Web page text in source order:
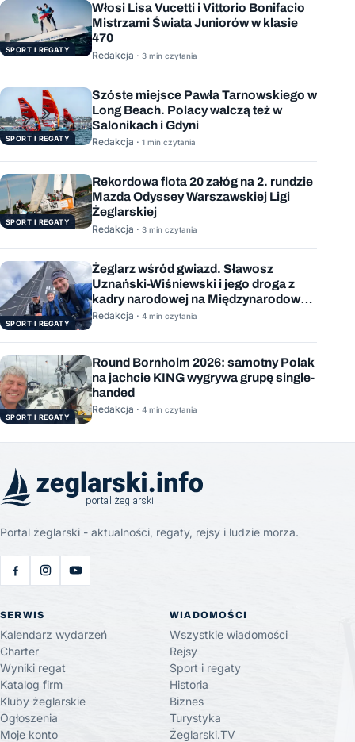
SPORT I REGATY
Włosi Lisa Vucetti i Vittorio Bonifacio
Mistrzami Świata Juniorów w klasie
470
Redakcja · 3 min czytania
SPORT I REGATY
Szóste miejsce Pawła Tarnowskiego w
Long Beach. Polacy walczą też w
Salonikach i Gdyni
Redakcja · 1 min czytania
SPORT I REGATY
Rekordowa flota 20 załóg na 2. rundzie
Mazda Odyssey Warszawskiej Ligi
Żeglarskiej
Redakcja · 3 min czytania
SPORT I REGATY
Żeglarz wśród gwiazd. Sławosz
Uznański-Wiśniewski i jego droga z
kadry narodowej na Międzynarodową
Stację Kosmiczną
Redakcja · 4 min czytania
SPORT I REGATY
Round Bornholm 2026: samotny Polak
na jachcie KING wygrywa grupę single-
handed
Redakcja · 4 min czytania
Portal żeglarski - aktualności, regaty, rejsy i ludzie morza.
SERWIS
Kalendarz wydarzeń
Charter
Wyniki regat
Katalog firm
Kluby żeglarskie
Ogłoszenia
Moje konto
WIADOMOŚCI
Wszystkie wiadomości
Rejsy
Sport i regaty
Historia
Biznes
Turystyka
Żeglarski.TV